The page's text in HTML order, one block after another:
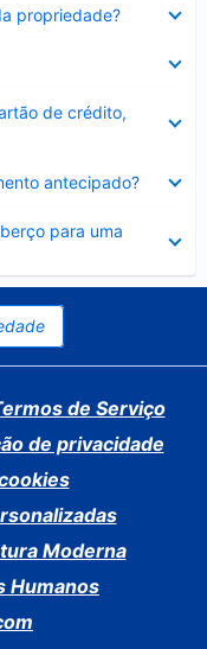
propriedade?
de crédito,
antecipado?
para uma
de Serviço
de privacidade
Moderna
Humanos